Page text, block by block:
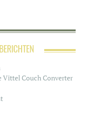
Vittel Couch Converter